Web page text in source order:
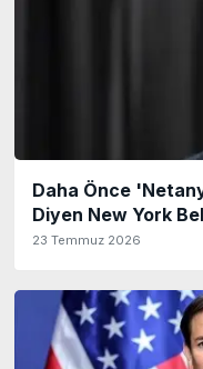
Daha Önce
Diyen New York
23 Temmuz 2026